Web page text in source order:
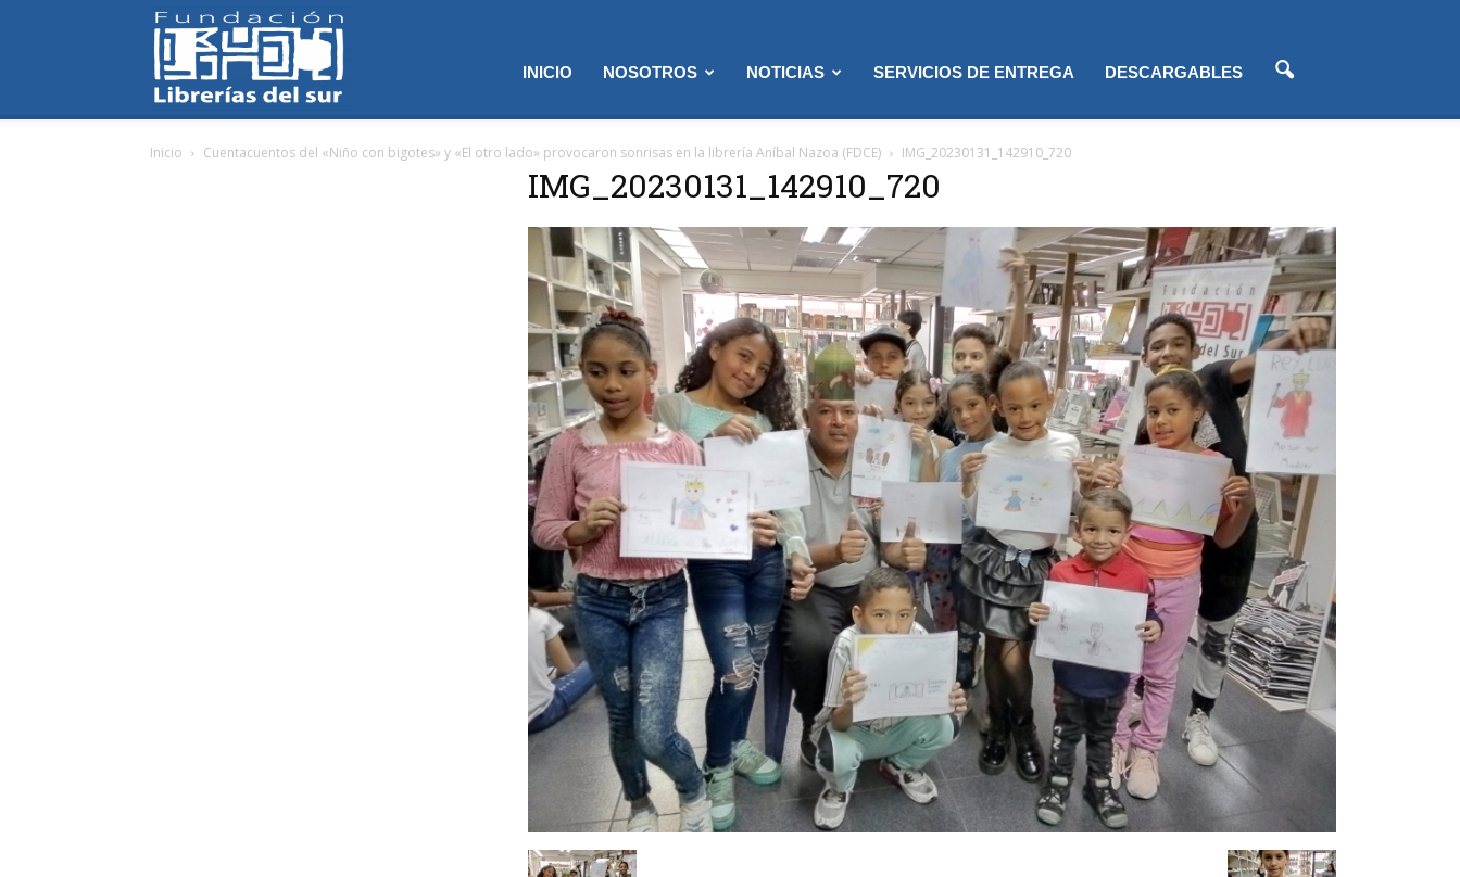
INICIO NOSOTROS NOTICIAS SERVICIOS DE ENTREGA DESCARGABLES
Inicio Cuentacuentos del «Niño con bigotes» y «El otro lado» provocaron sonrisas en la librería Aníbal Nazoa (FDCE) IMG_20230131_142910_720
IMG_20230131_142910_720